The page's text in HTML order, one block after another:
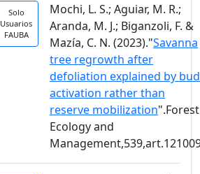
Solo
Usuarios
FAUBA
Mochi, L. S.; Aguiar, M. R.;
Aranda, M. J.; Biganzoli, F. &
Mazía, C. N. (2023)."Savanna
tree regrowth after
defoliation explained by bud
activation rather than
reserve mobilization".Forest
Ecology and